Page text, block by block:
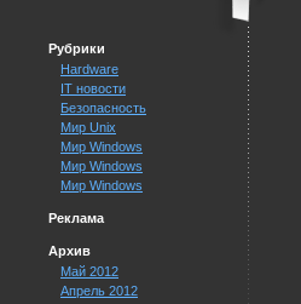
Рубрики
Hardware
IT новости
Безопасность
Мир Unix
Мир Windows
Мир Windows
Мир Windows
Реклама
Архив
Май 2012
Апрель 2012